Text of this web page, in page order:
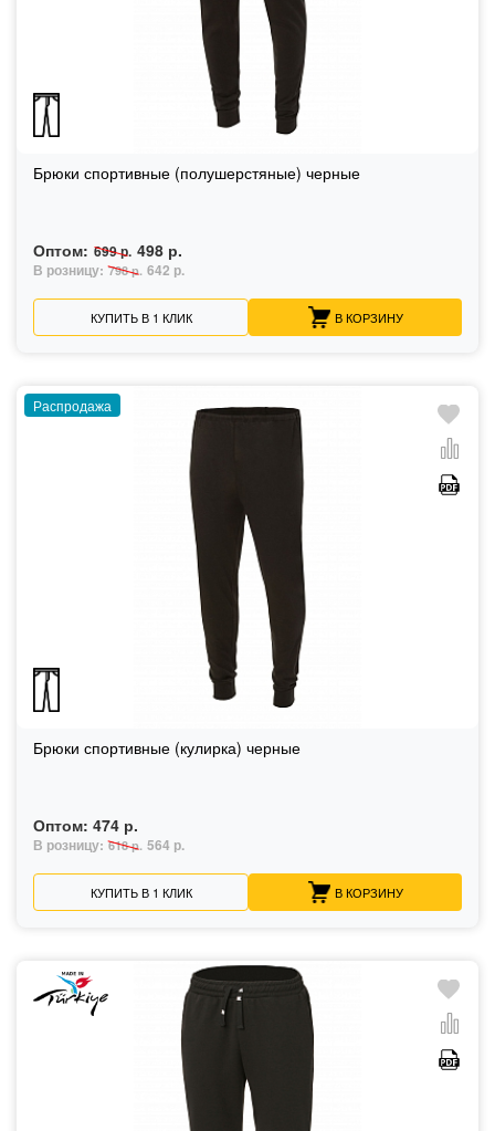
Брюки спортивные (полушерстяные) черные
Оптом: 699 р. 498 р.
В розницу: 798 р. 642 р.
КУПИТЬ В 1 КЛИК В КОРЗИНУ
Распродажа
Брюки спортивные (кулирка) черные
Оптом: 474 р.
В розницу: 618 р. 564 р.
КУПИТЬ В 1 КЛИК В КОРЗИНУ